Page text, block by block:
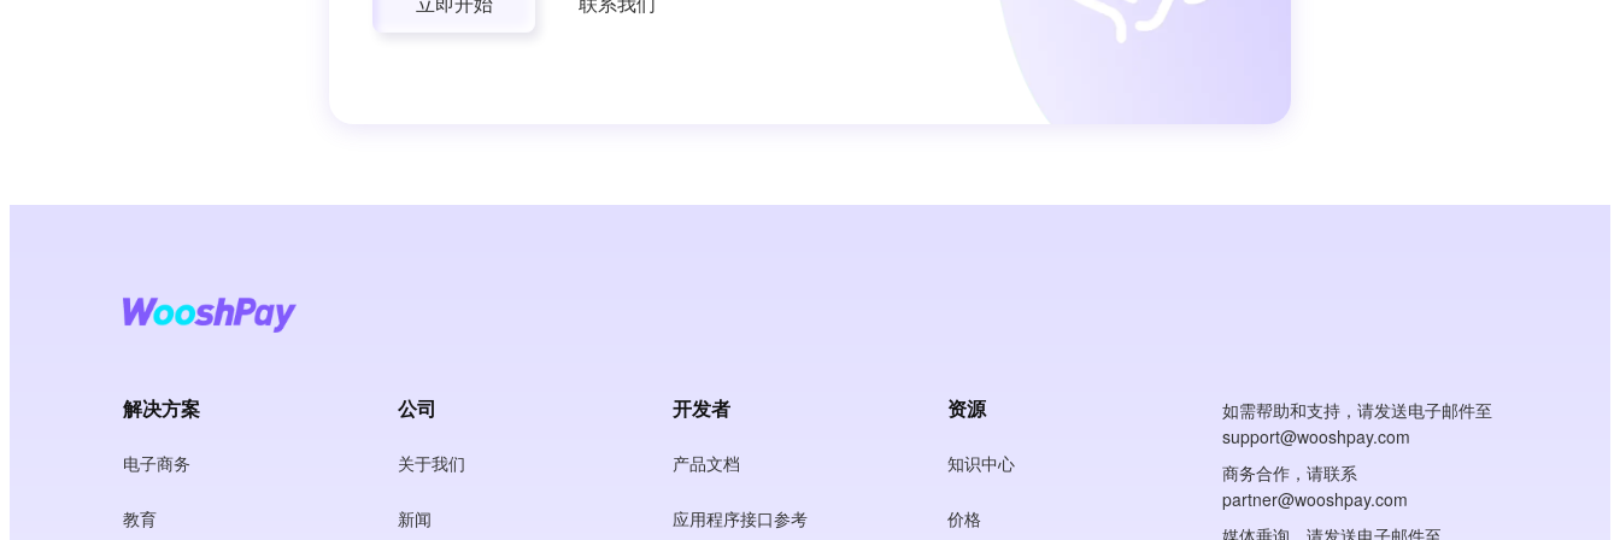
解决方案
电子商务
教育
公司
关于我们
新闻
开发者
产品文档
应用程序接口参考
资源
知识中心
价格
如需帮助和支持，请发送电子邮件至
support@wooshpay.com
商务合作，请联系
partner@wooshpay.com
媒体垂询，请发送电子邮件至